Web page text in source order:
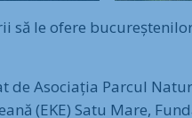
să le ofere
de Asociația Parcul
(EKE) Satu Mare,